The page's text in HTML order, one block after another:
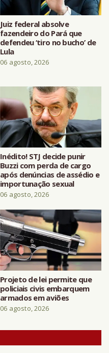
Juiz federal absolve
fazendeiro do Pará que
defendeu ‘tiro no bucho’ de
Lula
06 agosto, 2026
Inédito! STJ decide punir
Buzzi com perda de cargo
após denúncias de assédio e
importunação sexual
06 agosto, 2026
Projeto de lei permite que
policiais civis embarquem
armados em aviões
06 agosto, 2026